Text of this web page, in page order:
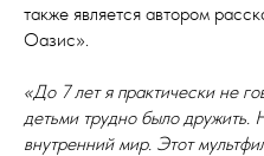
также является автором
Оазис».
«До 7 лет я практически не
детьми трудно было
внутренний мир. Этот